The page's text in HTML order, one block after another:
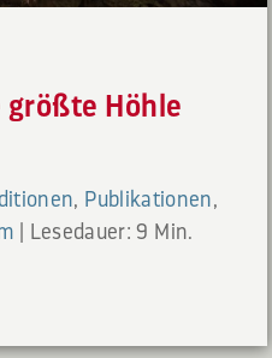
größte Höhle
, Publikationen,
Lesedauer: 9 Min.